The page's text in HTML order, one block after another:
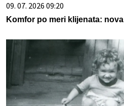
09. 07. 2026 09:20
Komfor po meri klijenata: